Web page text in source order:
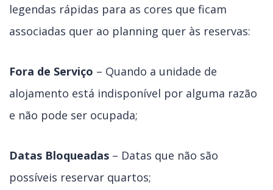
legendas rápidas para as cores que ficam
associadas quer ao planning quer às reservas:
Fora de Serviço – Quando a unidade de
alojamento está indisponível por alguma razão
e não pode ser ocupada;
Datas Bloqueadas – Datas que não são
possíveis reservar quartos;